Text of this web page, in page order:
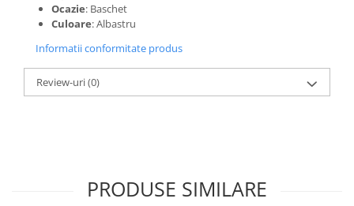
Ocazie: Baschet
Culoare: Albastru
Informatii conformitate produs
Review-uri(0)
PRODUSE SIMILARE